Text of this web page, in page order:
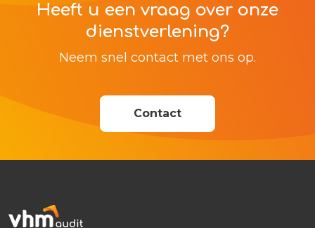
Heeft u een vraag over onze
dienstverlening?
Neem snel contact met ons op.
Contact